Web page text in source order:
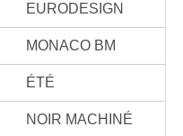
EURODESIGN
MONACO BM
ÉTÉ
NOIR MACHINÉ